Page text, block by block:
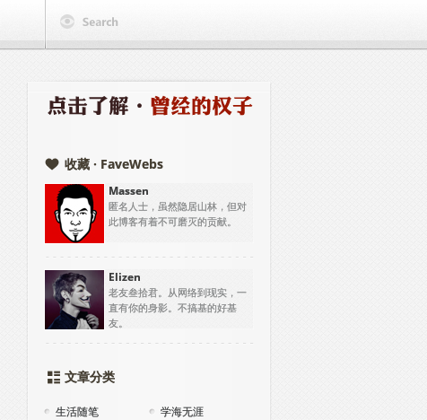
收藏 · FaveWebs
Massen
匿名人士，虽然隐居山林，但对
此博客有着不可磨灭的贡献。
Elizen
老友叁拾君。从网络到现实，一
直有你的身影。不搞基的好基
友。
文章分类
生活随笔 学海无涯